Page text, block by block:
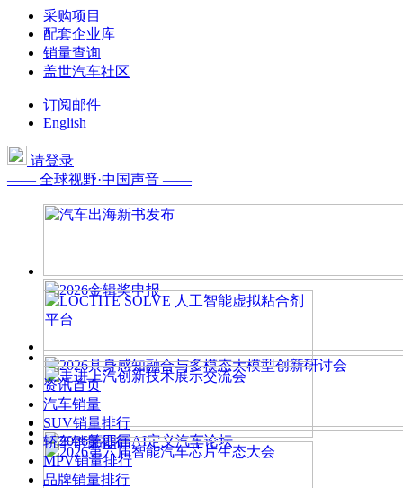
采购项目
配套企业库
销量查询
盖世汽车社区
订阅邮件
English
请登录
—— 全球视野·中国声音 ——
资讯首页
汽车销量
SUV销量排行
轿车销量排行
MPV销量排行
品牌销量排行